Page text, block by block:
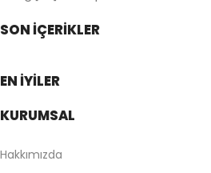
SON İÇERİKLER
EN İYİLER
KURUMSAL
Hakkımızda